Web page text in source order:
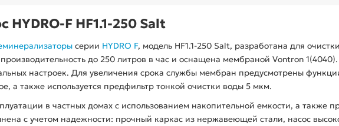
F HF1.1-250 Salt
серии HYDRO F, модель HF1.1-250 Salt, разработана для
до 250 литров в час и оснащена мембраной Vontron
настроек. Для увеличения срока службы мембран предусмотрены
а также используется предфильтр тонкой очистки воды 5 мкм.
в частных домах с использованием накопительной емкости, а
с учетом надежности: прочный каркас из нержавеющей стали, насос